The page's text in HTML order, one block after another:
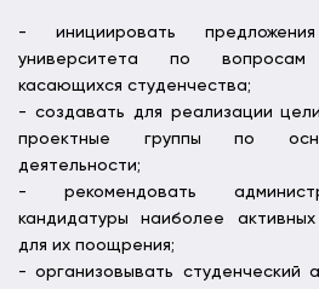
- инициировать
университета по
касающихся студенчества;
- создавать для реализации
проектные группы по
деятельности;
- рекомендовать
кандидатуры наиболее
для их поощрения;
- организовывать студенческий